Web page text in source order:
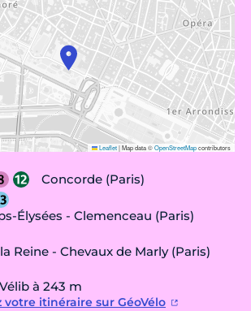
Leaflet|Map data ©OpenStreetMapcontributors
Concorde (Paris)
Élysées - Clemenceau (Paris)
Reine - Chevaux de Marly (Paris)
à 243 m
votre itinéraire sur GéoVélo